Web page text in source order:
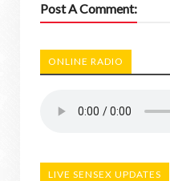
Post A Comment:
ONLINE RADIO
LIVE SENSEX UPDATES